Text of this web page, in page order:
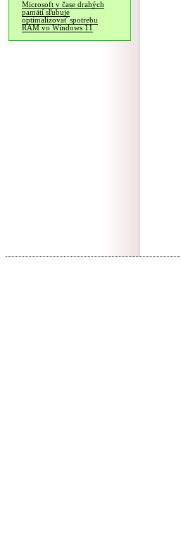
Microsoft v čase drahých
pamätí sľubuje
optimalizovať spotrebu
RAM vo Windows 11